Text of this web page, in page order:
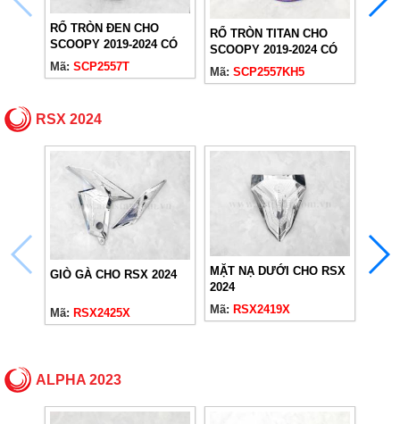
RỔ TRÒN ĐEN CHO
SCOOPY 2019-2024 CÓ
NẮP
Mã: SCP2557T
RỔ TRÒN TITAN CHO
SCOOPY 2019-2024 CÓ
NẮP
Mã: SCP2557KH5
RSX 2024
GIÒ GÀ CHO RSX 2024
Mã: RSX2425X
MẶT NẠ DƯỚI CHO RSX
2024
Mã: RSX2419X
2024
ALPHA 2023